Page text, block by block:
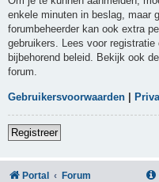
enkele minuten in beslag, maar
forumbeheerder kan ook extra
gebruikers. Lees voor
bijbehorend beleid. Bekijk ook
forum.
Gebruikersvoorwaarden |
Registreer
Portal Forum